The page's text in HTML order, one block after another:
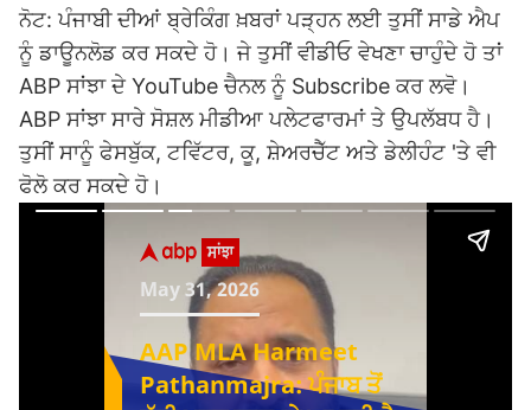
ਨੋਟ: ਪੰਜਾਬੀ ਦੀਆਂ ਬ੍ਰੇਕਿੰਗ ਖ਼ਬਰਾਂ ਪੜ੍ਹਨ ਲਈ ਤੁਸੀਂ ਸਾਡੇ ਐਪ
ਨੂੰ ਡਾਊਨਲੋਡ ਕਰ ਸਕਦੇ ਹੋ। ਜੇ ਤੁਸੀਂ ਵੀਡੀਓ ਵੇਖਣਾ ਚਾਹੁੰਦੇ ਹੋ ਤਾਂ
ABP ਸਾਂਝਾ ਦੇ YouTube ਚੈਨਲ ਨੂੰ Subscribe ਕਰ ਲਵੋ।
ABP ਸਾਂਝਾ ਸਾਰੇ ਸੋਸ਼ਲ ਮੀਡੀਆ ਪਲੇਟਫਾਰਮਾਂ ਤੇ ਉਪਲੱਬਧ ਹੈ।
ਤੁਸੀਂ ਸਾਨੂੰ ਫੇਸਬੁੱਕ, ਟਵਿੱਟਰ, ਕੂ, ਸ਼ੇਅਰਚੈੱਟ ਅਤੇ ਡੇਲੀਹੰਟ 'ਤੇ ਵੀ
ਫੋਲੋ ਕਰ ਸਕਦੇ ਹੋ।